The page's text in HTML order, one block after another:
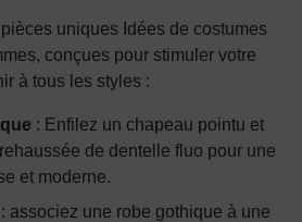
uniques Idées de costumes
conçues pour stimuler votre
à tous les styles :
: Enfilez un chapeau pointu et
de dentelle fluo pour une
et moderne.
: associez une robe gothique à une